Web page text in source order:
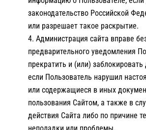
законодательство Российской
или разрешает такое раскрытие.
Администрация сайта вправе
предварительного уведомления
прекратить и (или) заблокировать
если Пользователь нарушил
или содержащиеся в иных
пользования Сайтом, а также в
действия Сайта либо по причине
неполадки или проблемы.